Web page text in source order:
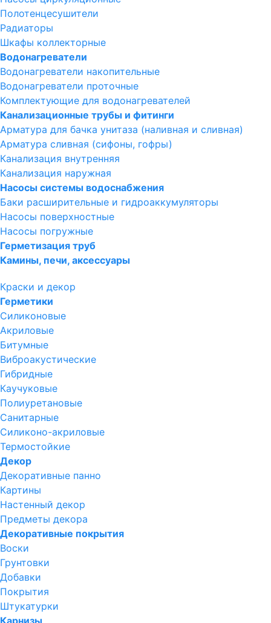
Полотенцесушители
Радиаторы
Шкафы коллекторные
Водонагреватели
Водонагреватели накопительные
Водонагреватели проточные
Комплектующие для водонагревателей
Канализационные трубы и фитинги
Арматура для бачка унитаза (наливная и сливная)
Арматура сливная (сифоны, гофры)
Канализация внутренняя
Канализация наружная
Насосы системы водоснабжения
Баки расширительные и гидроаккумуляторы
Насосы поверхностные
Насосы погружные
Герметизация труб
Камины, печи, аксессуары
Краски и декор
Герметики
Силиконовые
Акриловые
Битумные
Виброакустические
Гибридные
Каучуковые
Полиуретановые
Санитарные
Силиконо-акриловые
Термостойкие
Декор
Декоративные панно
Картины
Настенный декор
Предметы декора
Декоративные покрытия
Воски
Грунтовки
Добавки
Покрытия
Штукатурки
Карнизы